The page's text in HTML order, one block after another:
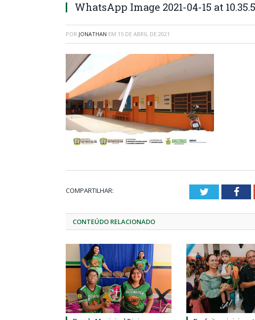
WhatsApp Image 2021-04-15 at
POR JONATHAN EM 15 DE ABRIL DE 2021
COMPARTILHAR: Twitter
CONTEÚDO RELACIONADO